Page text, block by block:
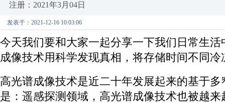
注册：2021年3月04日
发表于：2021-12-16 10:03:06
今天我们要和大家一起分享一下我们日常生
成像技术用科学发现真相，将存储时间不同
高光谱成像技术是近二十年发展起来的基于
是：遥感探测领域，高光谱成像技术也被越